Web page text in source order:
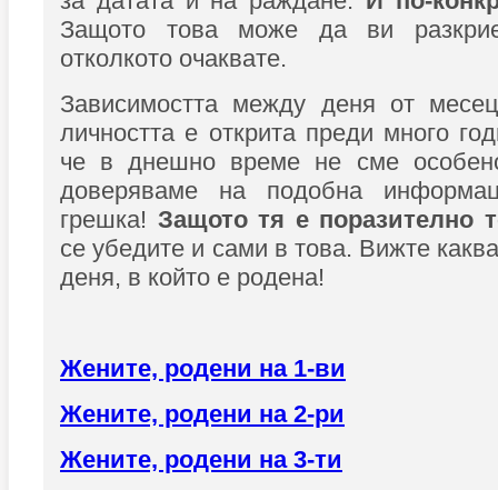
Защото това може да ви
отколкото очаквате.
Зависимостта между деня от
личността е открита преди много
че в днешно време не сме
доверяваме на подобна
грешка! Защото тя е поразително
се убедите и сами в това. Вижте
деня, в който е родена!
Жените, родени на 1-ви
Жените, родени на 2-ри
Жените, родени на 3-ти